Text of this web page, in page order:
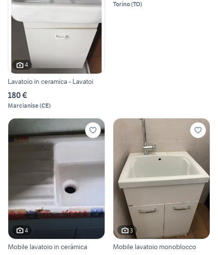
4
Lavatoio in ceramica - Lavatoi
180 €
Marcianise(CE)
Torino(TO)
4
Mobile lavatoio in cerâmica
3
Mobile lavatoio monoblocco